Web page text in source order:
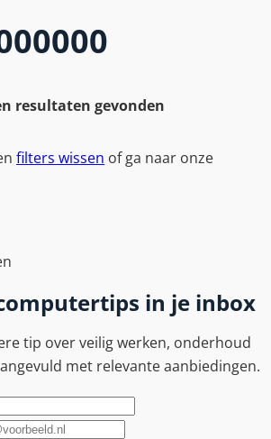
resultaten gevonden
filters wissen of ga naar onze
in je inbox
tip over veilig werken, onderhoud
met relevante aanbiedingen.